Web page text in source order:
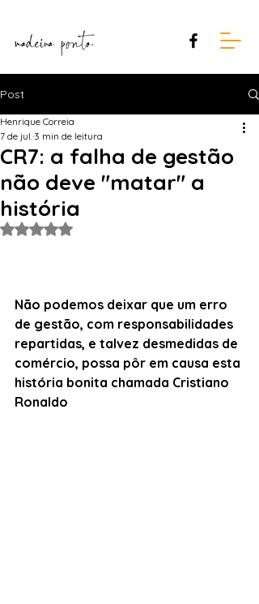
Post
CR7: a falha de gestão
não deve "matar" a
história
Henrique Correia
7 de jul. 3 min de leitura
Avaliado com NaN de 5 estrelas.
Não podemos deixar que um erro
de gestão, com responsabilidades
repartidas, e talvez desmedidas de
comércio, possa pôr em causa esta
história bonita chamada Cristiano
Ronaldo